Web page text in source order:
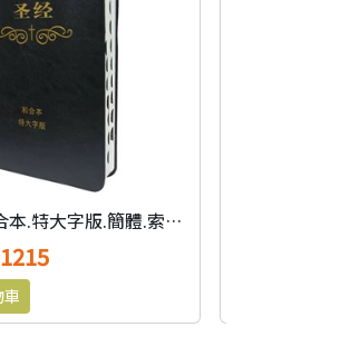
聖經(和合本.特大字版.簡體.索引.皮面.黑)
1215